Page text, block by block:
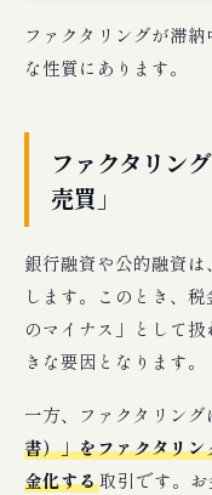
ファクタリングが滞
な性質にあります。
ファクタリン
売買」
銀行融資や公的融資
します。このとき、
のマイナス」として
きな要因となります。
一方、ファクタリング
書）」をファクタリ
金化する取引です。